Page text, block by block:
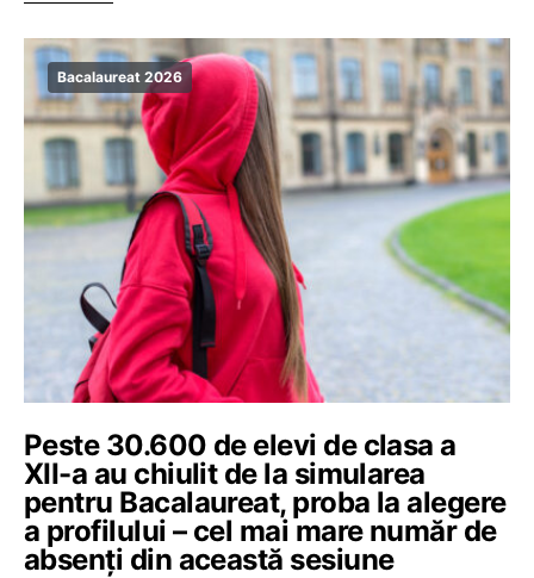
Bacalaureat 2026
Peste 30.600 de elevi de clasa a
XII-a au chiulit de la simularea
pentru Bacalaureat, proba la alegere
a profilului – cel mai mare număr de
absenți din această sesiune